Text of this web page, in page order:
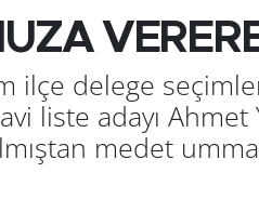
ilçe delege
liste adayı Ahmet
medet